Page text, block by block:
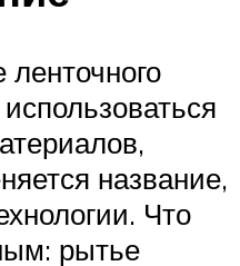
ленточного
название,
Что
рытье